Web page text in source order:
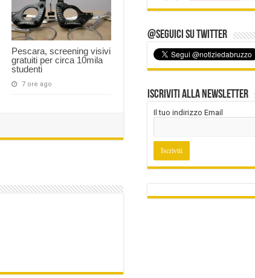
Pescara, screening visivi
gratuiti per circa 10mila
studenti
7 ore ago
@Seguici su Twitter
Iscriviti alla Newsletter
Il tuo indirizzo Email